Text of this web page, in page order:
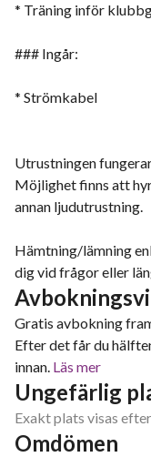
* Träning inför
### Ingår:
* Strömkabel
Utrustningen
Möjlighet finns att
annan ljudutrustning.
Hämtning/lämning
dig vid frågor eller
Gratis avbokning
Efter det får du
innan. Läs mer
Ungefärlig
Exakt plats visas
Omdömen